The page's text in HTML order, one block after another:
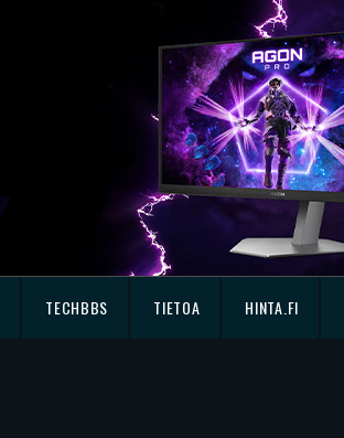
TECHBBS TIETOA HINTA.FI